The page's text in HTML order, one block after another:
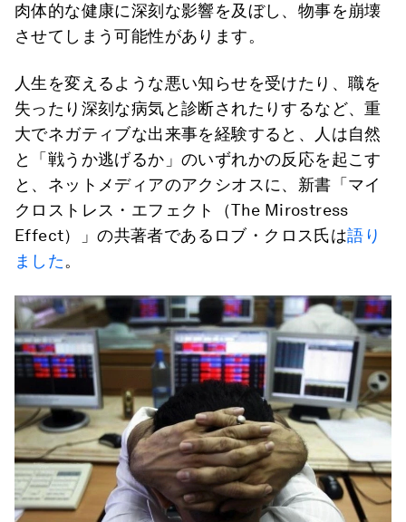
肉体的な健康に深刻な影響を及ぼし、物事を崩壊
させてしまう可能性があります。
人生を変えるような悪い知らせを受けたり、職を
失ったり深刻な病気と診断されたりするなど、重
大でネガティブな出来事を経験すると、人は自然
と「戦うか逃げるか」のいずれかの反応を起こす
と、ネットメディアのアクシオスに、新書「マイ
クロストレス・エフェクト（The Mirostress
Effect）」の共著者であるロブ・クロス氏は語り
ました。